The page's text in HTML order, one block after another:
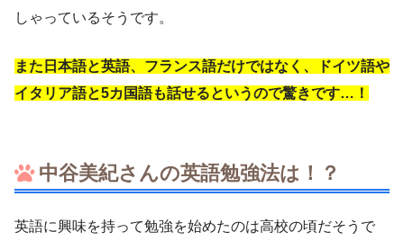
しゃっているそうです。
また日本語と英語、フランス語だけではなく、ドイツ語や
イタリア語と5カ国語も話せるというので驚きです…！
中谷美紀さんの英語勉強法は！？
英語に興味を持って勉強を始めたのは高校の頃だそうで